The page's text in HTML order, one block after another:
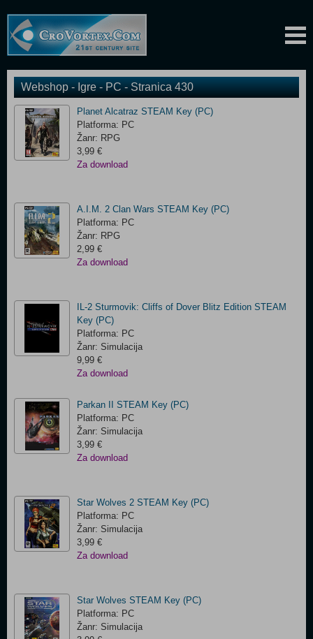
Webshop - Igre - PC - Stranica 430
Planet Alcatraz STEAM Key (PC)
Platforma: PC
Žanr: RPG
3,99 €
Za download
A.I.M. 2 Clan Wars STEAM Key (PC)
Platforma: PC
Žanr: RPG
2,99 €
Za download
IL-2 Sturmovik: Cliffs of Dover Blitz Edition STEAM
Key (PC)
Platforma: PC
Žanr: Simulacija
9,99 €
Za download
Parkan II STEAM Key (PC)
Platforma: PC
Žanr: Simulacija
3,99 €
Za download
Star Wolves 2 STEAM Key (PC)
Platforma: PC
Žanr: Simulacija
3,99 €
Za download
Star Wolves STEAM Key (PC)
Platforma: PC
Žanr: Simulacija